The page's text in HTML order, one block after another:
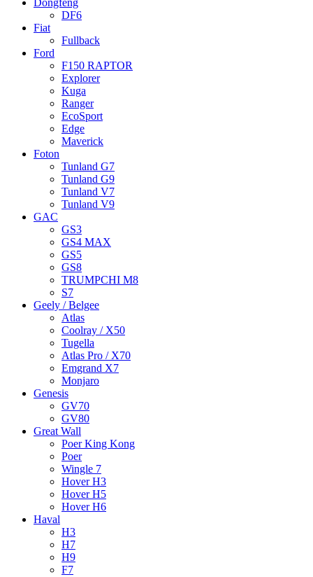
DF6
Fiat
Fullback
Ford
F150 RAPTOR
Explorer
Kuga
Ranger
EcoSport
Edge
Maverick
Foton
Tunland G7
Tunland G9
Tunland V7
Tunland V9
GAC
GS3
GS4 MAX
GS5
GS8
TRUMPCHI M8
S7
Geely / Belgee
Atlas
Coolray / X50
Tugella
Atlas Pro / X70
Emgrand X7
Monjaro
Genesis
GV70
GV80
Great Wall
Poer King Kong
Poer
Wingle 7
Hover H3
Hover H5
Hover H6
Haval
H3
H7
H9
F7